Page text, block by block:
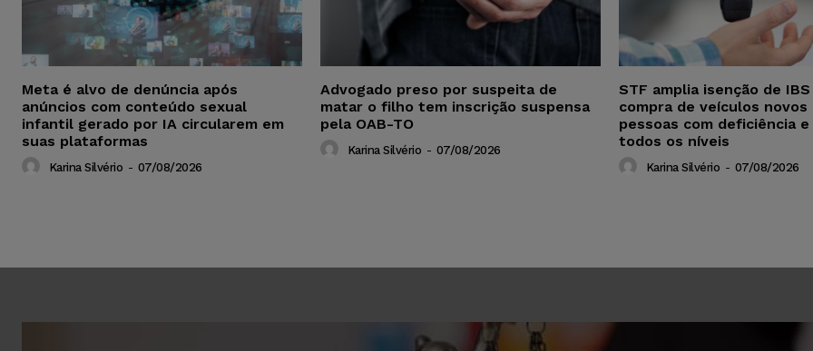
Meta é alvo de denúncia após
anúncios com conteúdo sexual
infantil gerado por IA circularem em
suas plataformas
Karina Silvério - 07/08/2026
Advogado preso por suspeita de
matar o filho tem inscrição suspensa
pela OAB-TO
Karina Silvério - 07/08/2026
STF amplia isenção de
compra de veículos novos
pessoas com deficiência
todos os níveis
Karina Silvério - 07/08/2026